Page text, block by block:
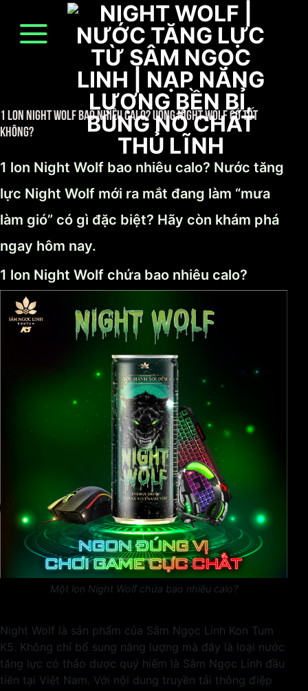
content
1 lon Night Wolf bao nhiêu calo? Uống Night Wolf có tốt
không?
1 lon Night Wolf bao nhiêu calo? Nước tăng
lực Night Wolf mới ra mắt đang làm “mưa
làm gió” có gì đặc biệt? Hãy còn khám phá
ngay hôm nay.
1 lon Night Wolf chứa bao nhiêu calo?
Một lon Night Wolf chứa bao nhiêu calo?
Night Wolf là sản phẩm của Sâm Ngọc Linh Kon Tum
K5. Không chỉ bổ sung năng lượng mà đây là loại nước
tăng lực có thảo dược quý hiếm là Sâm Ngọc Linh đầu
tiên tại Việt Nam. Với nội dung truyền tải thông điệp